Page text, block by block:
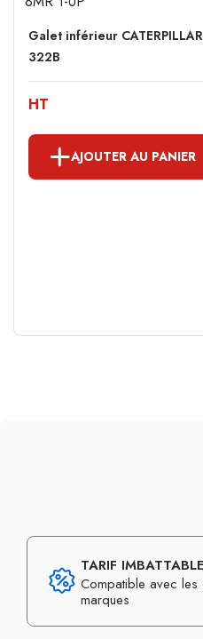
Galet inférieur CATERPILLAR
322B
HT
AJOUTER AU PANIER
TARIF IMBATTABLE
Compatible avec les
marques